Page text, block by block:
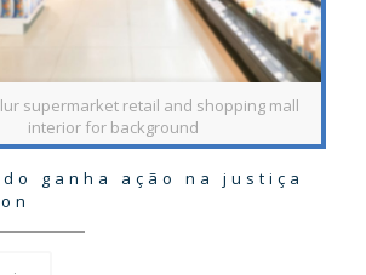
supermarket retail and shopping mall
interior for background
ganha ação na justiça